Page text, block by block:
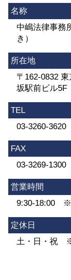
名称
中嶋法律事務
き）
所在地
〒162-0832
坂駅前ビル5F
TEL
03-3260-3620
FAX
03-3269-1300
営業時間
9:30-18:00 ※
定休日
土・日・祝 ※